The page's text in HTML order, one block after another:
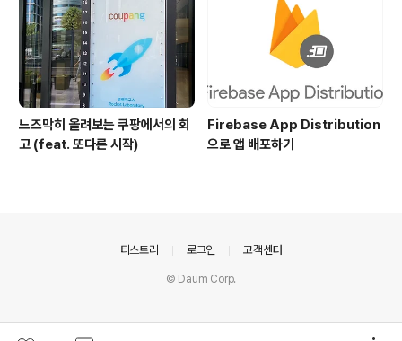
느즈막히 올려보는 쿠팡에서의 회
고 (feat. 또다른 시작)
Firebase App Distribution
으로 앱 배포하기
티스토리 로그인 고객센터
© Daum Corp.